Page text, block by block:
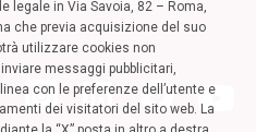
SOCIAL
legale in Via Savoia, 82 – Roma,
che previa acquisizione del suo
utilizzare cookies non
messaggi pubblicitari,
con le preferenze dell’utente e
dei visitatori del sito web. La